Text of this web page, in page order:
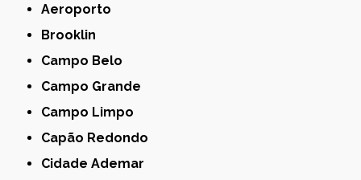
Aeroporto
Brooklin
Campo Belo
Campo Grande
Campo Limpo
Capão Redondo
Cidade Ademar